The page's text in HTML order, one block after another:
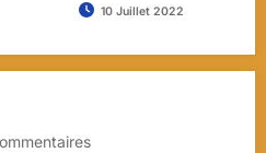
10 Juillet 2022